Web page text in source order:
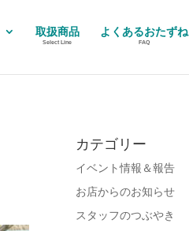
取扱商品
Select Line
よくあるおたずね
FAQ
カテゴリー
イベント情報＆報告
お店からのお知らせ
スタッフのつぶやき